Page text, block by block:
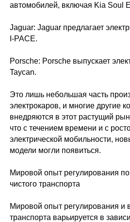
автомобилей, включая Kia Soul
Jaguar: Jaguar предлагает
I-PACE.
Porsche: Porsche выпускает
Taycan.
Это лишь небольшая часть
электрокаров, и многие другие
внедряются в этот растущий
что с течением времени и с
электрической мобильности,
модели могли появиться.
Мировой опыт регулирования
чистого транспорта
Мировой опыт регулирования и
транспорта варьируется в